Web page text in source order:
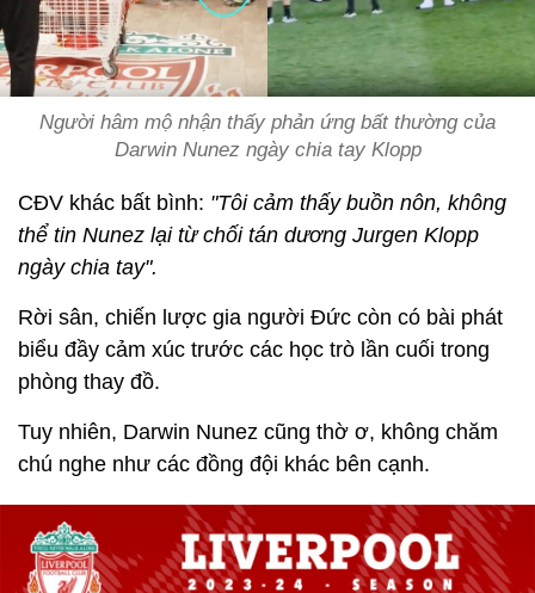
Người hâm mộ nhận thấy phản ứng bất thường của
Darwin Nunez ngày chia tay Klopp
CĐV khác bất bình: "Tôi cảm thấy buồn nôn, không
thể tin Nunez lại từ chối tán dương Jurgen Klopp
ngày chia tay".
Rời sân, chiến lược gia người Đức còn có bài phát
biểu đầy cảm xúc trước các học trò lần cuối trong
phòng thay đồ.
Tuy nhiên, Darwin Nunez cũng thờ ơ, không chăm
chú nghe như các đồng đội khác bên cạnh.